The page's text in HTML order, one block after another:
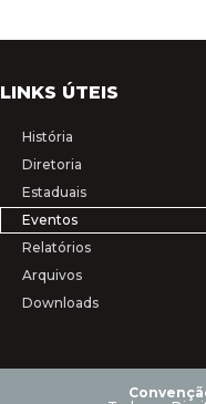
LINKS ÚTEIS
História
Diretoria
Estaduais
Eventos
Relatórios
Arquivos
Downloads